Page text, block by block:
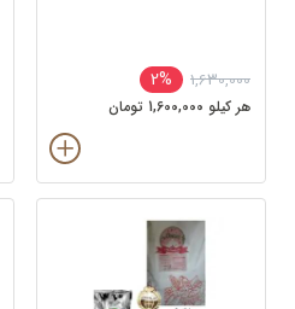
1,630,000
2%
هر کيلو 1,600,000 تومان